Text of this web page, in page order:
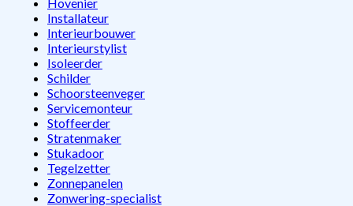
Installateur
Interieurbouwer
Interieurstylist
Isoleerder
Schilder
Schoorsteenveger
Servicemonteur
Stoffeerder
Stratenmaker
Stukadoor
Tegelzetter
Zonnepanelen
Zonwering-specialist